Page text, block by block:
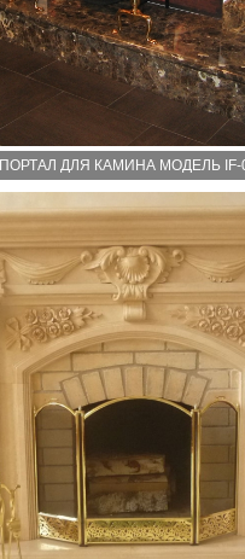
ПОРТАЛ ДЛЯ КАМИНА МОДЕЛЬ IF-